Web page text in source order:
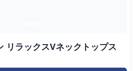
リラックスVネックトップス